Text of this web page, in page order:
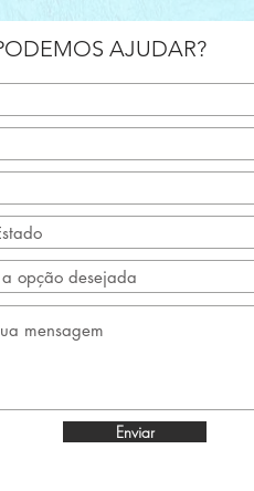
AJUDAR?
Enviar